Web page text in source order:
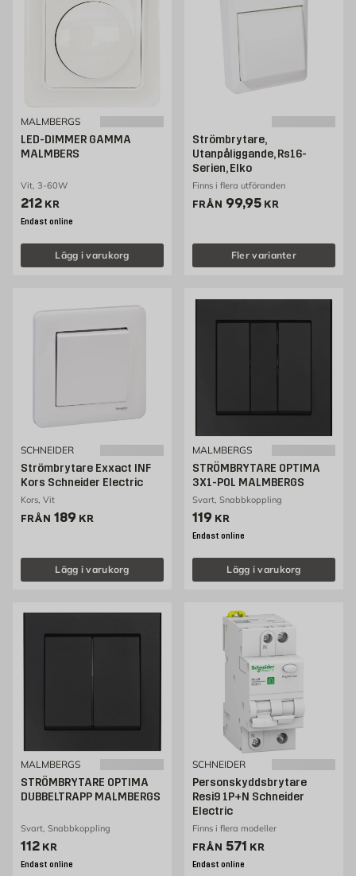
MALMBERGS
LED-DIMMER GAMMA
MALMBERS
Vit, 3-60W
Pris 212 kr
212 KR
Endast online
Lägg i varukorg
Strömbrytare,
Utanpåliggande, Rs16-
Serien, Elko
Finns i flera utföranden
FRÅN Pris 99.95 kr
99,95 KR
Fler varianter
SCHNEIDER
Strömbrytare Exxact INF
Kors Schneider Electric
Kors, Vit
FRÅN Pris 189 kr
189 KR
Lägg i varukorg
MALMBERGS
STRÖMBRYTARE OPTIMA
3X1-POL MALMBERGS
Svart, Snabbkoppling
Pris 119 kr
119 KR
Endast online
Lägg i varukorg
MALMBERGS
STRÖMBRYTARE OPTIMA
DUBBELTRAPP MALMBERGS
Svart, Snabbkoppling
Pris 112 kr
112 KR
Endast online
SCHNEIDER
Personskyddsbrytare
Resi9 1P+N Schneider
Electric
Finns i flera modeller
FRÅN Pris 571 kr
571 KR
Endast online